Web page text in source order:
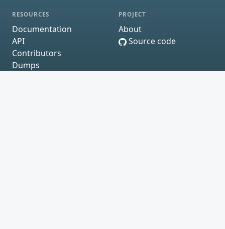
RESOURCES
Documentation
API
Contributors
Dumps
PROJECT
About
Source code